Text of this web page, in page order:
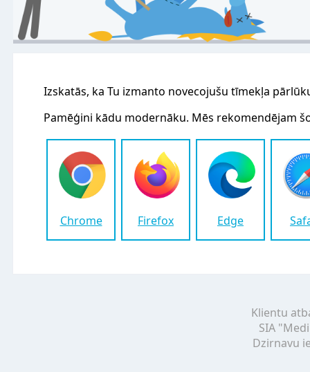
Izskatās, ka Tu izmanto novecojušu tīmekļa
Pamēģini kādu modernāku. Mēs rekomendējam
Chrome Firefox Edge
Klientu
SIA
Dzirnavu